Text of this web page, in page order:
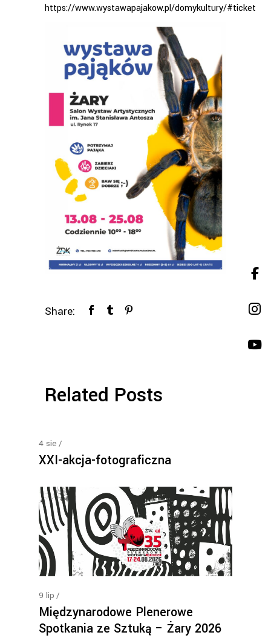
https://www.wystawapajakow.pl/domykultury/#ticket
Share:
Related Posts
4 sie
XXI-akcja-fotograficzna
9 lip
Międzynarodowe Plenerowe
Spotkania ze Sztuką – Żary 2026